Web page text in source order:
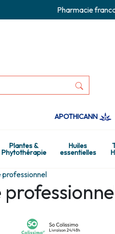
Pharmacie
APOTHICANN
Plantes &
Phytothérapie
Huiles
essentielles
professionnel